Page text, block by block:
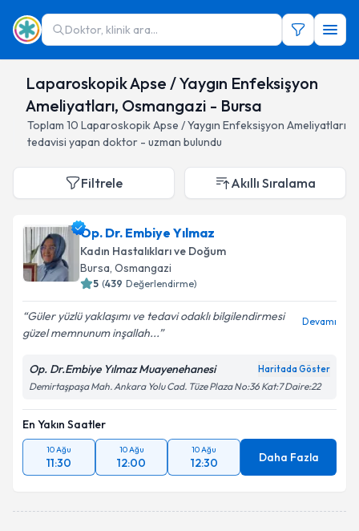
Doktor, klinik ara...
Laparoskopik Apse / Yaygın Enfeksişyon
Ameliyatları, Osmangazi - Bursa
Toplam 10 Laparoskopik Apse / Yaygın Enfeksişyon Ameliyatları
tedavisi yapan doktor - uzman bulundu
Filtrele Akıllı Sıralama
Op. Dr. Embiye Yılmaz
Kadın Hastalıkları ve Doğum
Bursa, Osmangazi
5 (439 Değerlendirme)
Güler yüzlü yaklaşımı ve tedavi odaklı bilgilendirmesi
güzel memnunum inşallah...
Devamı
Op. Dr.Embiye Yılmaz Muayenehanesi Haritada Göster
Demirtaşpaşa Mah. Ankara Yolu Cad. Tüze Plaza No:36 Kat:7 Daire:22
En Yakın Saatler
10 Ağu
11:30
10 Ağu
12:00
10 Ağu
12:30 Daha Fazla